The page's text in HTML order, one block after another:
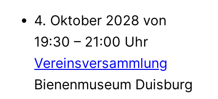
4. Oktober 2028 von
19:30 – 21:00 Uhr
Vereinsversammlung
Bienenmuseum Duisburg